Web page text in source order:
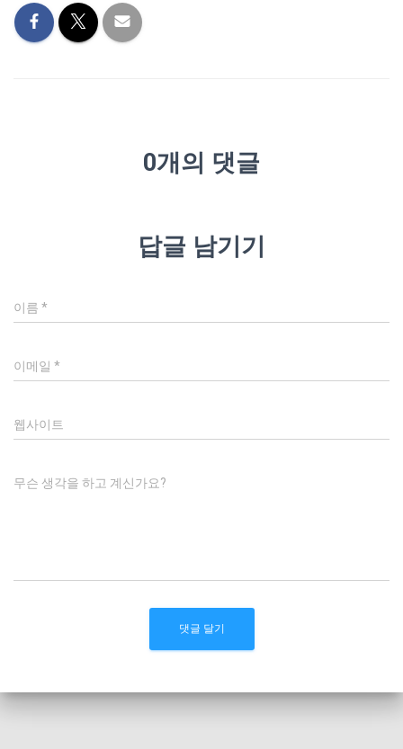
0개의 댓글
답글 남기기
이름 *
이메일 *
웹사이트
무슨 생각을 하고 계신가요?